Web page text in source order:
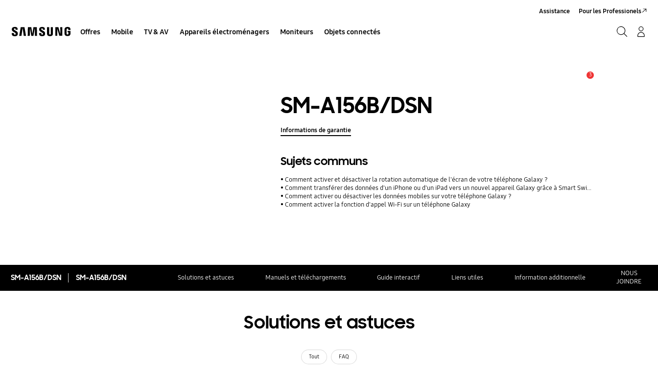
Offres Mobile TV & AV Appareils électroménagers Moniteurs Objets connectés
Assistance Pour les Professionels
3
SM-A156B/DSN
Informations de garantie
Sujets communs
Comment activer et désactiver la rotation automatique de l'écran de votre téléphone Galaxy ?
Comment transférer des données d'un iPhone ou d'un iPad vers un nouvel appareil Galaxy grâce à Smart Switch ?
Comment activer ou désactiver les données mobiles sur votre téléphone Galaxy ?
Comment activer la fonction d'appel Wi-Fi sur un téléphone Galaxy
SM-A156B/DSN SM-A156B/DSN Solutions et astuces Manuels et téléchargements Guide interactif Liens utiles Information additionnelle
NOUS
JOINDRE
Solutions et astuces
Tout FAQ